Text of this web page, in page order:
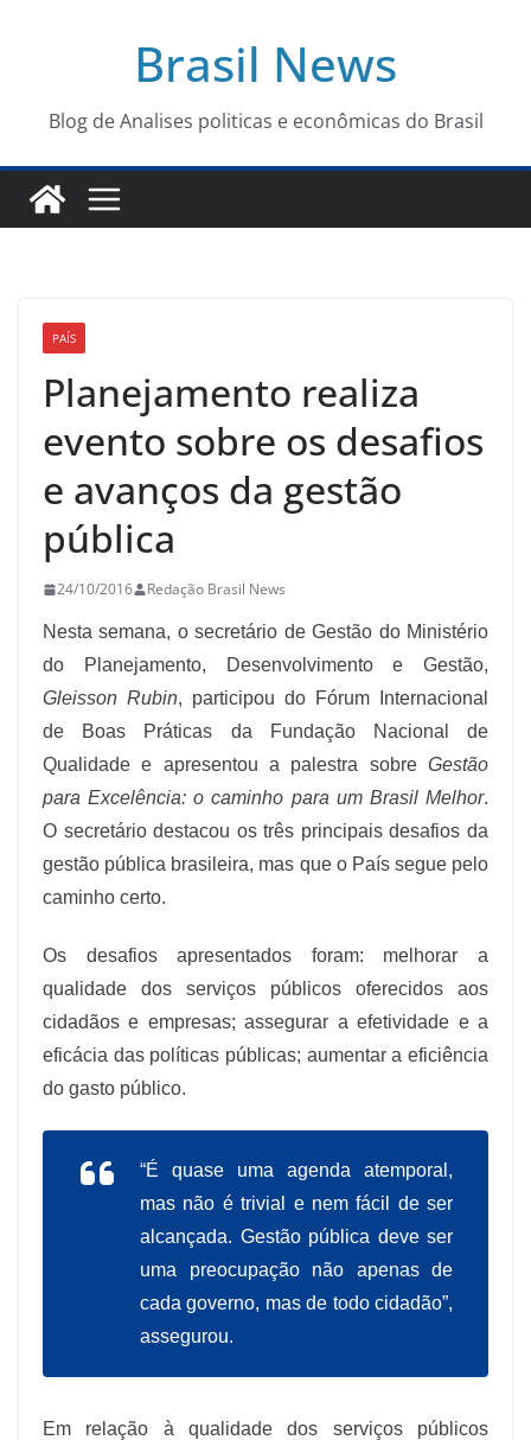
conteúdo
Brasil News
Blog de Analises politicas e econômicas do Brasil
PAÍS
Planejamento realiza
evento sobre os desafios
e avanços da gestão
pública
24/10/2016 Redação Brasil News
Nesta semana, o secretário de Gestão do Ministério
do Planejamento, Desenvolvimento e Gestão,
Gleisson Rubin, participou do Fórum Internacional
de Boas Práticas da Fundação Nacional de
Qualidade e apresentou a palestra sobre Gestão
para Excelência: o caminho para um Brasil Melhor.
O secretário destacou os três principais desafios da
gestão pública brasileira, mas que o País segue pelo
caminho certo.
Os desafios apresentados foram: melhorar a
qualidade dos serviços públicos oferecidos aos
cidadãos e empresas; assegurar a efetividade e a
eficácia das políticas públicas; aumentar a eficiência
do gasto público.
“É quase uma agenda atemporal,
mas não é trivial e nem fácil de ser
alcançada. Gestão pública deve ser
uma preocupação não apenas de
cada governo, mas de todo cidadão”,
assegurou.
Em relação à qualidade dos serviços públicos